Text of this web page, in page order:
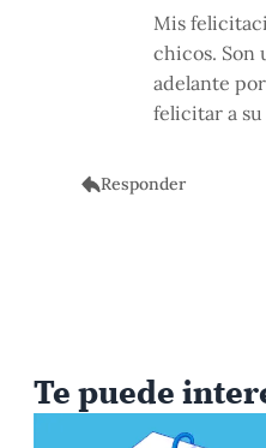
Mis
chicos. Son
adelante
felicitar a
Responder
Te puede